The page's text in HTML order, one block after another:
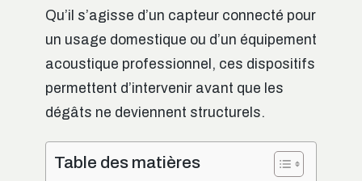
Qu’il s’agisse d’un capteur connecté pour
un usage domestique ou d’un équipement
acoustique professionnel, ces dispositifs
permettent d’intervenir avant que les
dégâts ne deviennent structurels.
Table des matières